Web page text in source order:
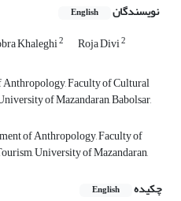
نویسندگان English
Khaleghi2 Roja Divi2
Anthropology, Faculty of Cultural
of Mazandaran, Babolsar,
of Anthropology, Faculty of
University of Mazandaran,
چکیده
English